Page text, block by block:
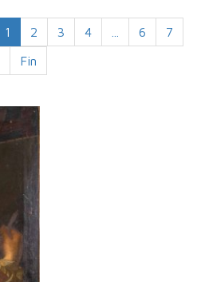
1 2 3 4 6
7
Fin